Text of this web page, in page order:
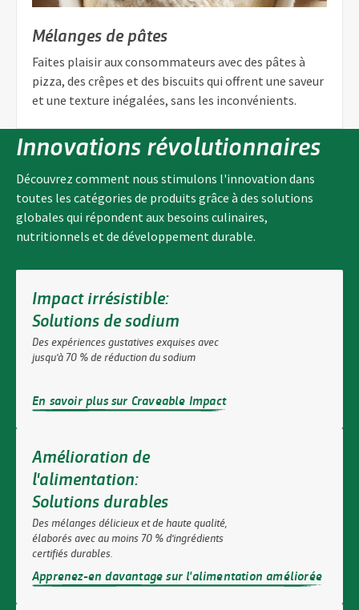
Mélanges de pâtes
Faites plaisir aux consommateurs avec des pâtes à
pizza, des crêpes et des biscuits qui offrent une saveur
et une texture inégalées, sans les inconvénients.
Innovations révolutionnaires
Découvrez comment nous stimulons l'innovation dans
toutes les catégories de produits grâce à des solutions
globales qui répondent aux besoins culinaires,
nutritionnels et de développement durable.
Impact irrésistible:
Solutions de sodium
Des expériences gustatives exquises avec
jusqu'à 70 % de réduction du sodium
En savoir plus sur Craveable Impact
Amélioration de
l'alimentation:
Solutions durables
Des mélanges délicieux et de haute qualité,
élaborés avec au moins 70 % d'ingrédients
certifiés durables.
Apprenez-en davantage sur l'alimentation améliorée